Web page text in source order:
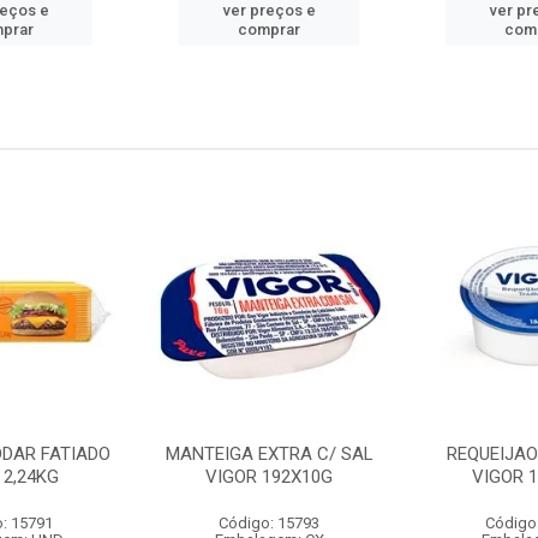
e
ver preços e
comprar
ver
FATIADO
15791
MANTEIGA EXTRA C/ SAL
VIGOR 192X10G
Código: 15793
VIGOR